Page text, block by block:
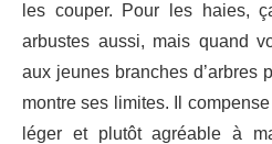
les couper. Pour les haies,
arbustes aussi, mais quand
aux jeunes branches d’arbres
montre ses limites. Il
léger et plutôt agréable à